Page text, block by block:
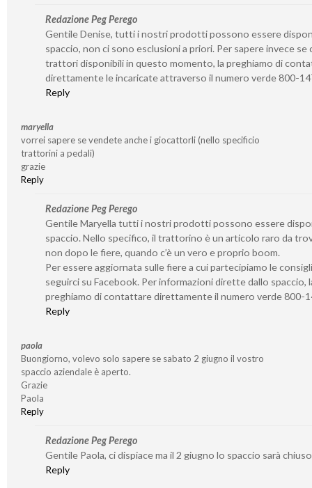
Redazione Peg Perego
Gentile Denise, tutti i nostri prodotti possono essere
spaccio, non ci sono esclusioni a priori. Per sapere invece se
trattori disponibili in questo momento, la preghiamo di
direttamente le incaricate attraverso il numero verde 800-
Reply
maryella
vorrei sapere se vendete anche i giocattorli (nello specificio
trattorini a pedali)
grazie
Reply
Redazione Peg Perego
Gentile Maryella tutti i nostri prodotti possono essere
spaccio. Nello specifico, il trattorino è un articolo raro da
non dopo le fiere, quando c’è un vero e proprio boom.
Per essere aggiornata sulle fiere a cui partecipiamo le
seguirci su Facebook. Per informazioni dirette dallo spaccio,
preghiamo di contattare direttamente il numero verde 800-
Reply
paola
Buongiorno, volevo solo sapere se sabato 2 giugno il vostro
spaccio aziendale è aperto.
Grazie
Paola
Reply
Redazione Peg Perego
Gentile Paola, ci dispiace ma il 2 giugno lo spaccio sarà
Reply